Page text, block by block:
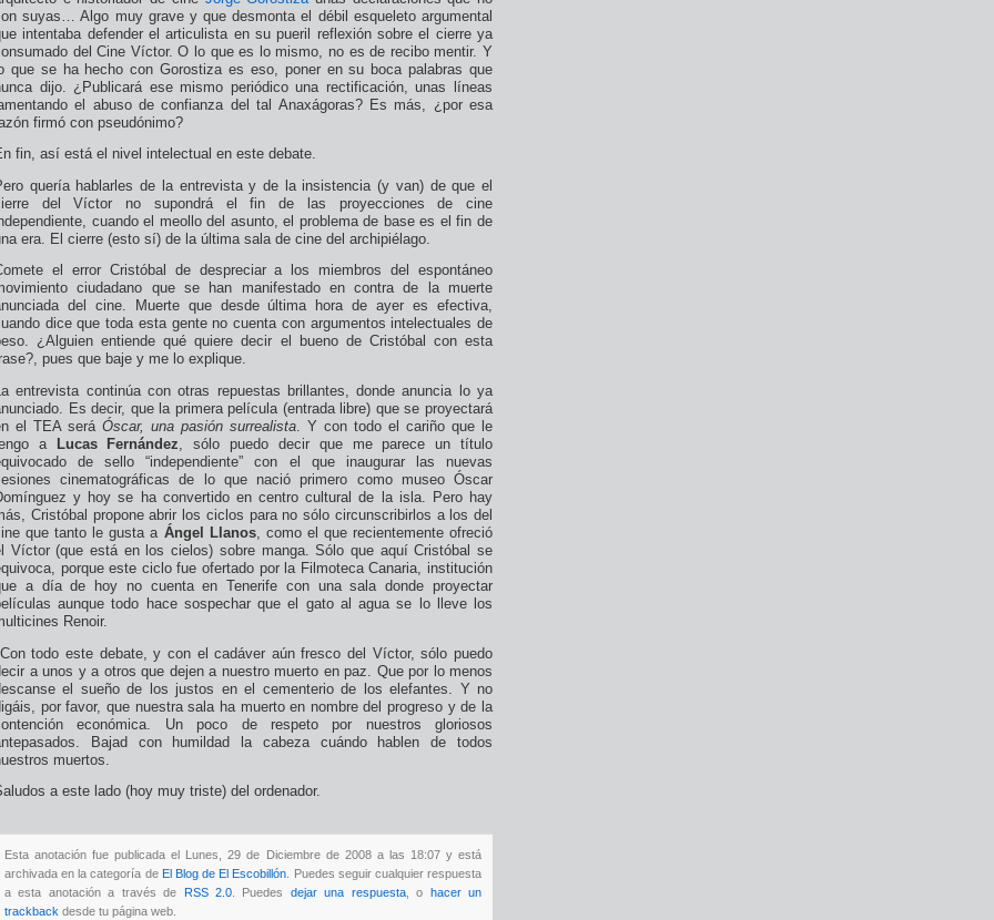
suyas… Algo muy grave y que desmonta el débil esqueleto argumental
intentaba defender el articulista en su pueril reflexión sobre el cierre ya
del Cine Víctor. O lo que es lo mismo, no es de recibo mentir. Y
que se ha hecho con Gorostiza es eso, poner en su boca palabras que
dijo. ¿Publicará ese mismo periódico una rectificación, unas líneas
el abuso de confianza del tal Anaxágoras? Es más, ¿por esa
firmó con pseudónimo?
fin, así está el nivel intelectual en este debate.
quería hablarles de la entrevista y de la insistencia (y van) de que el
del Víctor no supondrá el fin de las proyecciones de cine
cuando el meollo del asunto, el problema de base es el fin de
era. El cierre (esto sí) de la última sala de cine del archipiélago.
el error Cristóbal de despreciar a los miembros del espontáneo
ciudadano que se han manifestado en contra de la muerte
del cine. Muerte que desde última hora de ayer es efectiva,
dice que toda esta gente no cuenta con argumentos intelectuales de
¿Alguien entiende qué quiere decir el bueno de Cristóbal con esta
pues que baje y me lo explique.
entrevista continúa con otras repuestas brillantes, donde anuncia lo ya
Es decir, que la primera película (entrada libre) que se proyectará
el TEA será Óscar, una pasión surrealista. Y con todo el cariño que le
a
Lucas Fernández, sólo puedo decir que me parece un título
de sello “independiente” con el que inaugurar las nuevas
cinematográficas de lo que nació primero como museo Óscar
y hoy se ha convertido en centro cultural de la isla. Pero hay
Cristóbal propone abrir los ciclos para no sólo circunscribirlos a los del
que tanto le gusta a Ángel Llanos, como el que recientemente ofreció
Víctor (que está en los cielos) sobre manga. Sólo que aquí Cristóbal se
porque este ciclo fue ofertado por la Filmoteca Canaria, institución
a día de hoy no cuenta en Tenerife con una sala donde proyectar
aunque todo hace sospechar que el gato al agua se lo lleve los
Renoir.
Con todo este debate, y con el cadáver aún fresco del Víctor, sólo puedo
a unos y a otros que dejen a nuestro muerto en paz. Que por lo menos
el sueño de los justos en el cementerio de los elefantes. Y no
por favor, que nuestra sala ha muerto en nombre del progreso y de la
económica. Un poco de respeto por nuestros gloriosos
Bajad con humildad la cabeza cuándo hablen de todos
muertos.
a este lado (hoy muy triste) del ordenador.
Esta anotación fue publicada el Lunes, 29 de Diciembre de 2008 a las 18:07 y está
archivada en la categoría de El Blog de El Escobillón . Puedes seguir cualquier respuesta
a esta anotación a través de RSS 2.0 . Puedes dejar una respuesta, o hacer un
trackback desde tu página web.